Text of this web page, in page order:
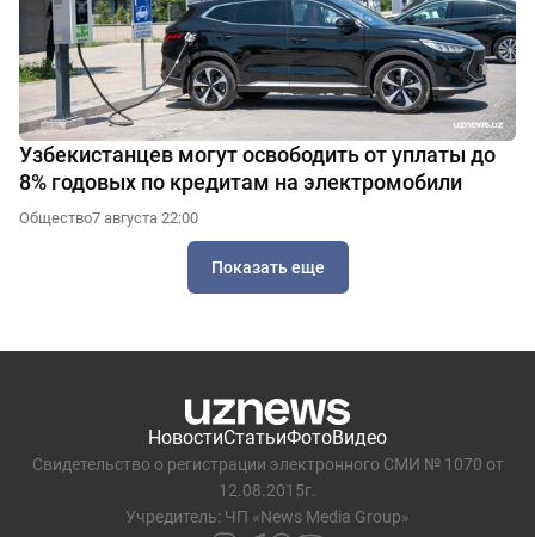
Узбекистанцев могут освободить от уплаты до
8% годовых по кредитам на электромобили
Общество7 августа 22:00
Показать еще
НовостиСтатьиФотоВидео
Свидетельство о регистрации электронного СМИ № 1070 от
12.08.2015г.
Учредитель: ЧП «News Media Group»